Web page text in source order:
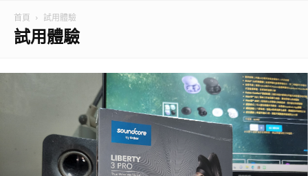
首頁 試用體驗
試用體驗